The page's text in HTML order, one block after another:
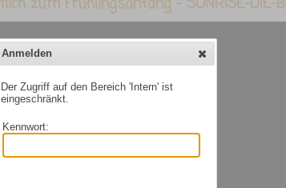
Anmelden
Der Zugriff auf den Bereich 'Intern' ist
eingeschränkt.
Kennwort: